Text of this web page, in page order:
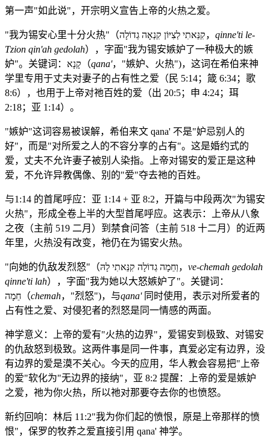
第一声"如此说"，开宗明义宣告上帝的火热之爱。
"我为锡安心里十分火热"（קִנֵּאתִי לְצִיּוֹן קִנְאָה גְדוֹלָה， qinne'ti le-
Tzion qin'ah gedolah），字面"我为锡安嫉妒了一种极大的嫉
妒"。关键词：קָנָא（qana'，"嫉妒、火热")，这词在希伯来神
学里专用于丈夫对妻子的占有性之爱（民 5:14；箴 6:34；歌
8:6），也用于上帝对祂百姓的爱（出 20:5；申 4:24；珥
2:18；亚 1:14）。
"嫉妒"这词容易被误解，希伯来文 qana' 不是"妒忌别人的
好"，而是"对所爱之人的不容分享的占有"。这是婚约式的
爱，丈夫不允许妻子被别人染指。上帝对锡安的爱正是这种
爱，不允许异教偶像、别的"爱"夺去祂的百姓。
与1:14 的首尾呼应：亚 1:14 + 亚 8:2，开篇与中段两次"为锡安
火热"，形成全卷上半的大型首尾呼应。这表示：上帝从八象
之夜（主前 519 二月）到禁食问答（主前 518 十二月）的近两
年里，火热没有改变，祂仍在为锡安火热。
"向她的仇敌发烈怒"（וְחֵמָה גְדוֹלָה קִנֵּאתִי לָהּ， ve-chemah gedolah
qinne'ti lah），字面"我为她以大怒嫉妒了"。关键词：
חֵמָה（chemah，"烈怒")，与qana'同时使用，表示对所爱者的
占有性之爱、对侵犯者的烈怒是同一情感的两面。
神学意义：上帝的爱有"火热的边界"，爱锡安到极致、对锡安
的仇敌怒到极致。这两件事是同一件事，真爱必定有边界，没
有边界的爱是漠不关心。今天的应用，华人教会容易把"上帝
的爱"软化为"无边界的接纳"，亚 8:2 提醒：上帝的爱是嫉妒
之爱，祂为你火热，所以祂对那要夺去你的也愤怒。
新约回响：林后 11:2"我为你们起的愤恨，原是上帝那样的愤
恨"，保罗的牧养之爱直接引用 qana' 神学。